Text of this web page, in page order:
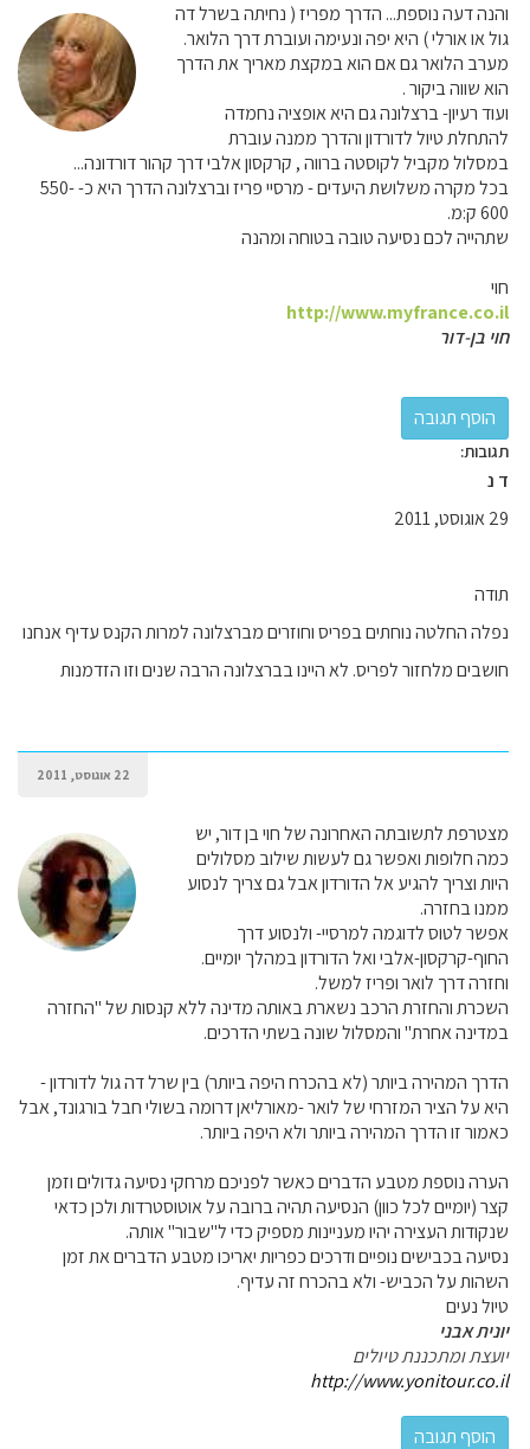
והנה דעה נוספת... הדרך מפריז ( נחיתה בשרל דה
גול או אורלי ) היא יפה ונעימה ועוברת דרך הלואר.
מערב הלואר גם אם הוא במקצת מאריך את הדרך
הוא שווה ביקור .
ועוד רעיון- ברצלונה גם היא אופציה נחמדה
להתחלת טיול לדורדון והדרך ממנה עוברת
במסלול מקביל לקוסטה ברווה , קרקסון אלבי דרך קהור דורדונה...
בכל מקרה משלושת היעדים - מרסיי פריז וברצלונה הדרך היא כ- 550-
600 ק:מ.
שתהייה לכם נסיעה טובה בטוחה ומהנה
חוי
http://www.myfrance.co.il
חוי בן-דור
תגובות:
ד נ
29 אוגוסט, 2011
תודה
נפלה החלטה נוחתים בפריס וחוזרים מברצלונה למרות הקנס עדיף אנחנו
חושבים מלחזור לפריס. לא היינו בברצלונה הרבה שנים וזו הזדמנות
22 אוגוסט, 2011
מצטרפת לתשובתה האחרונה של חוי בן דור, יש
כמה חלופות ואפשר גם לעשות שילוב מסלולים
היות וצריך להגיע אל הדורדון אבל גם צריך לנסוע
ממנו בחזרה.
אפשר לטוס לדוגמה למרסיי- ולנסוע דרך
החוף-קרקסון-אלבי ואל הדורדון במהלך יומיים.
וחזרה דרך לואר ופריז למשל.
השכרת והחזרת הרכב נשארת באותה מדינה ללא קנסות של "החזרה
במדינה אחרת" והמסלול שונה בשתי הדרכים.
הדרך המהירה ביותר (לא בהכרח היפה ביותר) בין שרל דה גול לדורדון -
היא על הציר המזרחי של לואר -מאורליאן דרומה בשולי חבל בורגונד, אבל
כאמור זו הדרך המהירה ביותר ולא היפה ביותר.
הערה נוספת מטבע הדברים כאשר לפניכם מרחקי נסיעה גדולים וזמן
קצר (יומיים לכל כוון) הנסיעה תהיה ברובה על אוטוסטרדות ולכן כדאי
שנקודות העצירה יהיו מעניינות מספיק כדי ל"שבור" אותה.
נסיעה בכבישים נופיים ודרכים כפריות יאריכו מטבע הדברים את זמן
השהות על הכביש- ולא בהכרח זה עדיף.
טיול נעים
יונית אבני
יועצת ומתכננת טיולים
http://www.yonitour.co.il